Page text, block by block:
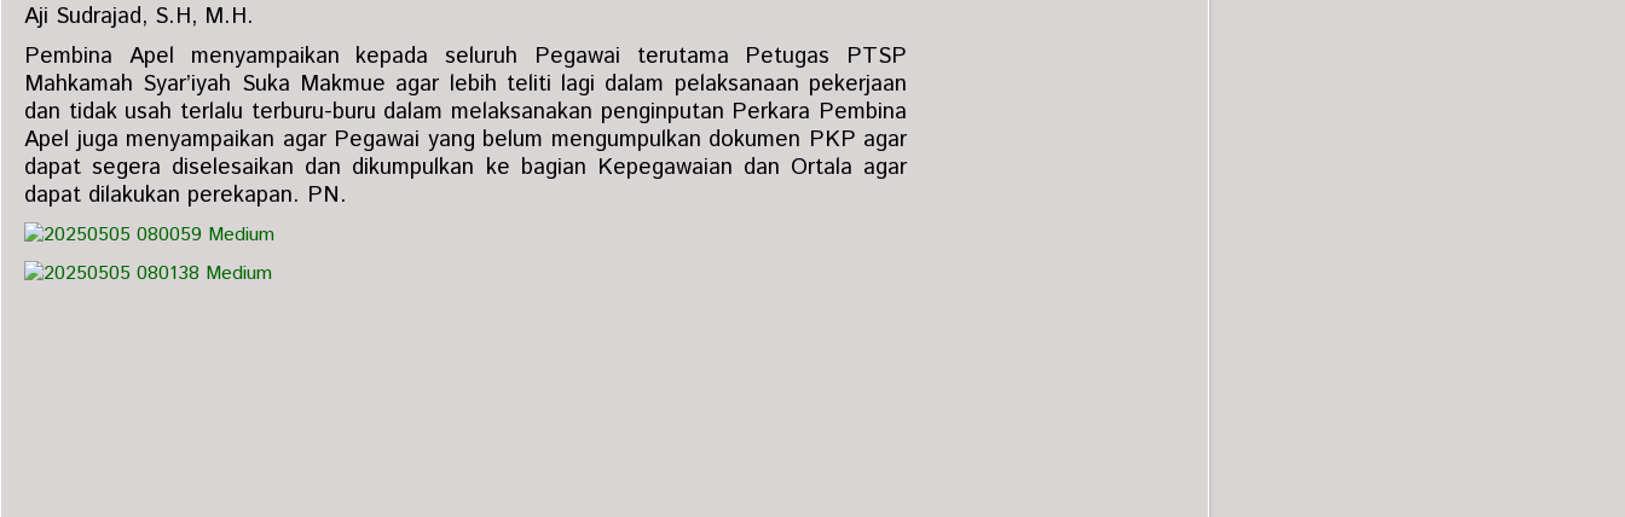
Aji Sudrajad, S.H, M.H.
Pembina Apel menyampaikan kepada seluruh Pegawai terutama Petugas PTSP
Mahkamah Syar’iyah Suka Makmue agar lebih teliti lagi dalam pelaksanaan pekerjaan
dan tidak usah terlalu terburu-buru dalam melaksanakan penginputan Perkara Pembina
Apel juga menyampaikan agar Pegawai yang belum mengumpulkan dokumen PKP agar
dapat segera diselesaikan dan dikumpulkan ke bagian Kepegawaian dan Ortala agar
dapat dilakukan perekapan. PN.